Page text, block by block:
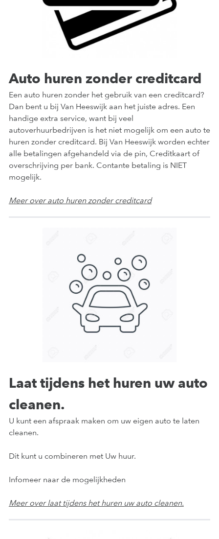
Auto huren zonder creditcard
Een auto huren zonder het gebruik van een creditcard?
Dan bent u bij Van Heeswijk aan het juiste adres. Een
handige extra service, want bij veel
autoverhuurbedrijven is het niet mogelijk om een auto te
huren zonder creditcard. Bij Van Heeswijk worden echter
alle betalingen afgehandeld via de pin, Creditkaart of
overschrijving per bank. Contante betaling is NIET
mogelijk.
Meer over auto huren zonder creditcard
Laat tijdens het huren uw auto
cleanen.
U kunt een afspraak maken om uw eigen auto te laten
cleanen.
Dit kunt u combineren met Uw huur.
Infomeer naar de mogelijkheden
Meer over laat tijdens het huren uw auto cleanen.